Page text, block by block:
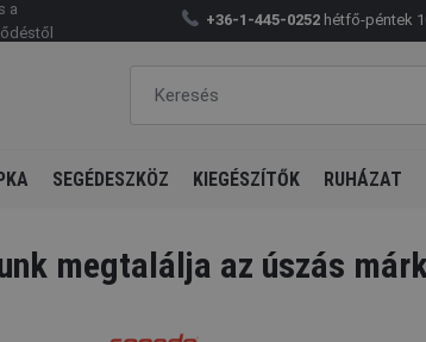
a
+36-1-445-0252 hétfő-péntek
SEGÉDESZKÖZ KIEGÉSZÍTŐK RUHÁZAT
megtalálja az úszás